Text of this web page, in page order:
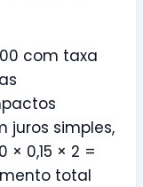
com taxa
juros simples,
× 0,15 × 2 =
total